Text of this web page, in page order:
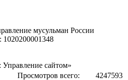
мусульман России
Управление сайтом»
Просмотров всего:
4247593